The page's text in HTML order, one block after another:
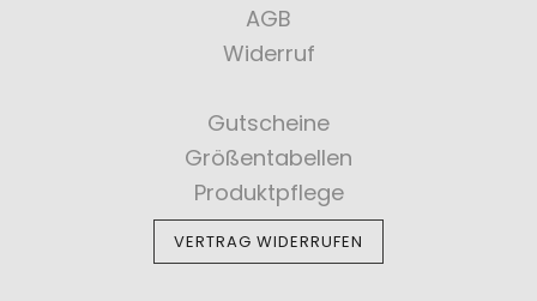
AGB
Widerruf
Gutscheine
Größentabellen
Produktpflege
VERTRAG WIDERRUFEN